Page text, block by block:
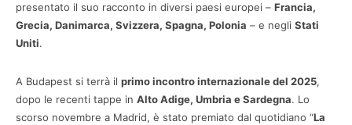
presentato il suo racconto in diversi paesi europei – Francia,
Grecia, Danimarca, Svizzera, Spagna, Polonia – e negli Stati
Uniti.
A Budapest si terrà il primo incontro internazionale del 2025,
dopo le recenti tappe in Alto Adige, Umbria e Sardegna. Lo
scorso novembre a Madrid, è stato premiato dal quotidiano “La